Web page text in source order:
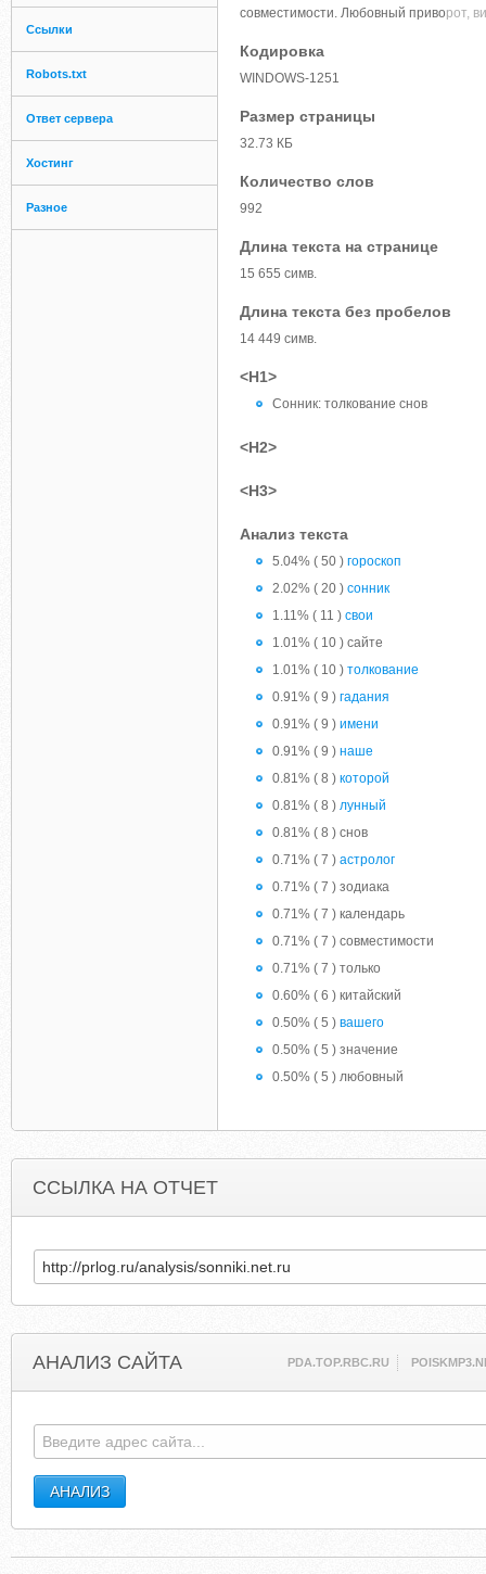
Ссылки
Robots.txt
Ответ сервера
Хостинг
Разное
совместимости. Любовный приворот,
Кодировка
WINDOWS-1251
Размер страницы
32.73 КБ
Количество слов
992
Длина текста на странице
15 655 симв.
Длина текста без пробелов
14 449 симв.
<H1>
Сонник: толкование снов
<H2>
<H3>
Анализ текста
5.04% ( 50 ) гороскоп
2.02% ( 20 ) сонник
1.11% ( 11 ) свои
1.01% ( 10 ) сайте
1.01% ( 10 ) толкование
0.91% ( 9 ) гадания
0.91% ( 9 ) имени
0.91% ( 9 ) наше
0.81% ( 8 ) которой
0.81% ( 8 ) лунный
0.81% ( 8 ) снов
0.71% ( 7 ) астролог
0.71% ( 7 ) зодиака
0.71% ( 7 ) календарь
0.71% ( 7 ) совместимости
0.71% ( 7 ) только
0.60% ( 6 ) китайский
0.50% ( 5 ) вашего
0.50% ( 5 ) значение
0.50% ( 5 ) любовный
ССЫЛКА НА ОТЧЕТ
АНАЛИЗ САЙТА PDA.TOP.RBC.RU